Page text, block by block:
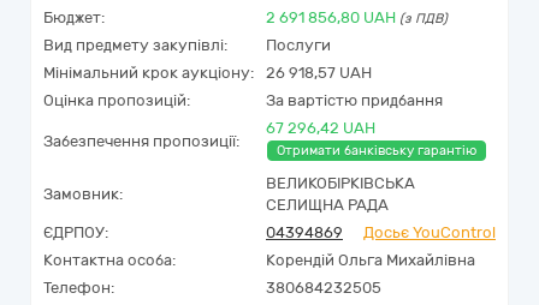
Бюджет: 2 691 856,80 UAH (з ПДВ)
Вид предмету закупівлі:
Послуги
Мінімальний крок аукціону:
26 918,57 UAH
Оцінка пропозицій:
За вартістю придбання
Забезпечення пропозиції:
67 296,42 UAH
Отримати банківську гарантію
Замовник:
ВЕЛИКОБІРКІВСЬКА
СЕЛИЩНА РАДА
ЄДРПОУ:
04394869
Досьє YouControl
Контактна особа:
Корендій Ольга Михайлівна
Телефон:
380684232505